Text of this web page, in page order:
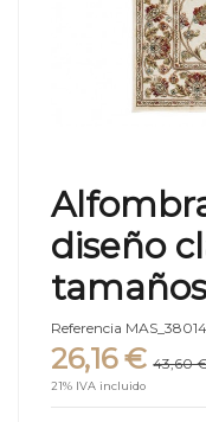
diseño
tamaños
Referencia
26,16 € 43,60
21% IVA incluido